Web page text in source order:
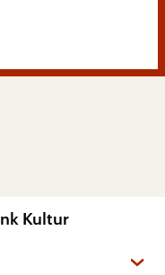
Kultur